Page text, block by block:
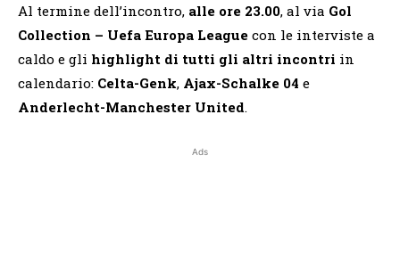
Al termine dell’incontro, alle ore 23.00, al via Gol
Collection – Uefa Europa League con le interviste a
caldo e gli highlight di tutti gli altri incontri in
calendario: Celta-Genk, Ajax-Schalke 04 e
Anderlecht-Manchester United.
Ads